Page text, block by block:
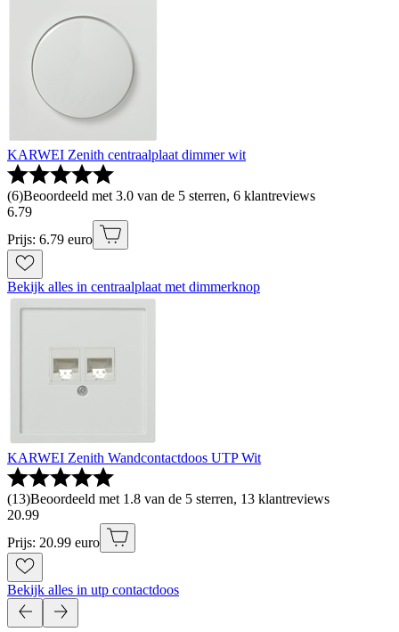
KARWEI Zenith centraalplaat dimmer wit
(6)Beoordeeld met 3.0 van de 5 sterren, 6 klantreviews
6.79
Prijs: 6.79 euro
Bekijk alles in centraalplaat met dimmerknop
KARWEI Zenith Wandcontactdoos UTP Wit
(13)Beoordeeld met 1.8 van de 5 sterren, 13 klantreviews
20.99
Prijs: 20.99 euro
Bekijk alles in utp contactdoos